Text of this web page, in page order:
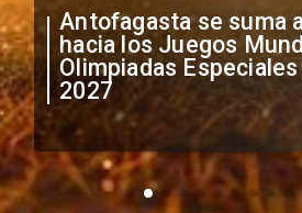
"Falta de
anuncia medidas por
irregular de futbolistas
extranjeros